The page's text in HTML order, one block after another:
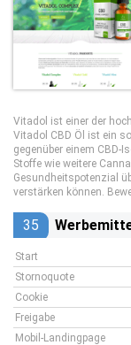
Vitadol ist einer der
Vitadol CBD Öl ist ein
gegenüber einem CBD-
Stoffe wie weitere
Gesundheitspotenzial
verstärken können.
35
Start
Stornoquote
Cookie
Freigabe
Mobil-Landingpage